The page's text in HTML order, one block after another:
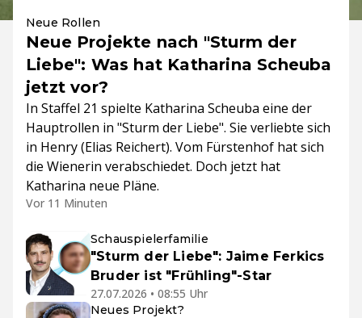
Neue Rollen
Neue Projekte nach "Sturm der
Liebe": Was hat Katharina Scheuba
jetzt vor?
In Staffel 21 spielte Katharina Scheuba eine der
Hauptrollen in "Sturm der Liebe". Sie verliebte sich
in Henry (Elias Reichert). Vom Fürstenhof hat sich
die Wienerin verabschiedet. Doch jetzt hat
Katharina neue Pläne.
Vor 11 Minuten
Schauspielerfamilie
"Sturm der Liebe": Jaime Ferkics
Bruder ist "Frühling"-Star
27.07.2026 • 08:55 Uhr
Neues Projekt?